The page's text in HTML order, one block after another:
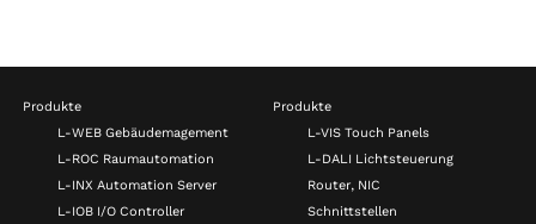
Produkte
L-WEB Gebäudemagement
L-ROC Raumautomation
L-INX Automation Server
L-IOB I/O Controller
Produkte
L-VIS Touch Panels
L-DALI Lichtsteuerung
Router, NIC
Schnittstellen